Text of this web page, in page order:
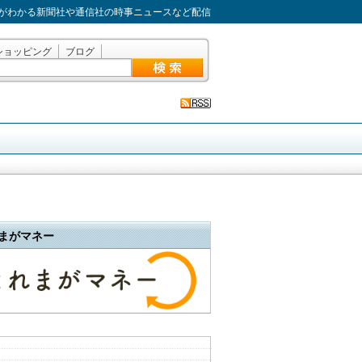
わかる新聞社や通信社の時事ニュースなど配信
ョッピング ブログ
がマネー